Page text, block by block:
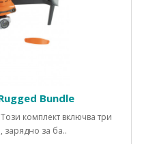
Bundle
комплект включва три
зарядно за ба..